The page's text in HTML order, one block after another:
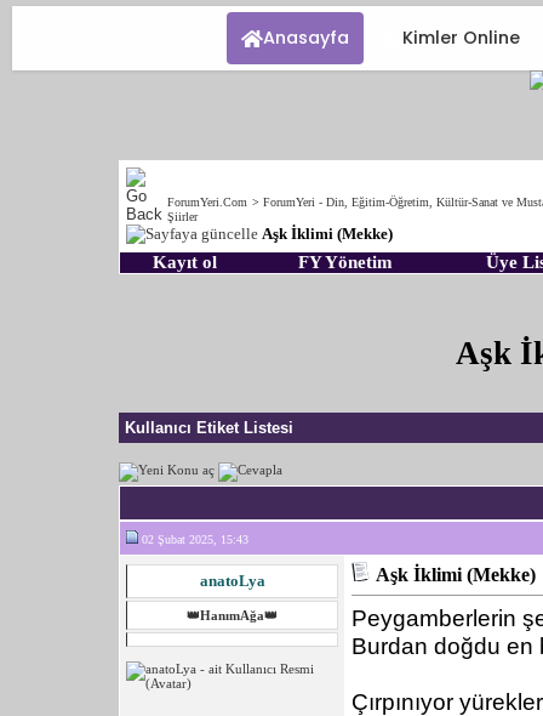
Anasayfa Kimler Online
ForumYeri.Com > ForumYeri - Din, Eğitim-Öğretim, Kültür-Sanat ve
Şiirler
Aşk İklimi (Mekke)
Kayıt ol FY Yönetim Üye
Aşk
Kullanıcı Etiket Listesi
02 Şubat 2025, 15:43
anatoLya
👑HanımAğa👑
Aşk İklimi (Mekke)
Peygamberlerin
Burdan doğdu en
Çırpınıyor